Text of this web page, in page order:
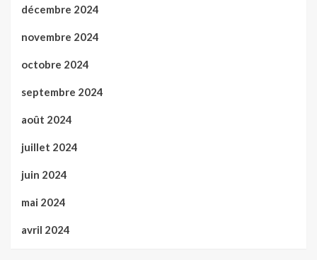
décembre 2024
novembre 2024
octobre 2024
septembre 2024
août 2024
juillet 2024
juin 2024
mai 2024
avril 2024